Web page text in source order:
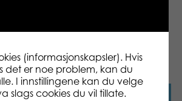
Les mer
(informasjonskapsler). Hvis
det er noe problem, kan du
I innstillingene kan du velge
slags cookies du vil tillate.